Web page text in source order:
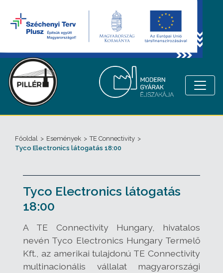
Főoldal > Események > TE Connectivity >
Tyco Electronics látogatás 18:00
Tyco Electronics látogatás
18:00
A TE Connectivity Hungary, hivatalos
nevén Tyco Electronics Hungary Termelő
Kft., az amerikai tulajdonú TE Connectivity
multinacionális vállalat magyarországi